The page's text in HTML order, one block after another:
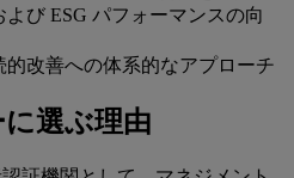
び ESG パフォーマンスの向
改善への体系的なアプローチ
選ぶ理由